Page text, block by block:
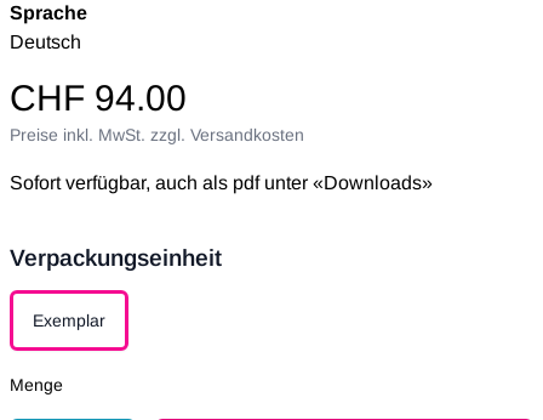
Sprache
Deutsch
CHF 94.00
Preise inkl. MwSt. zzgl. Versandkosten
Sofort verfügbar, auch als pdf unter «Downloads»
Verpackungseinheit
Verpackungseinheit
Exemplar
Menge